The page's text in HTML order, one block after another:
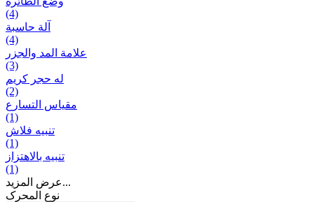
(4)
آلة حاسبة
(4)
علامة المد والجزر
(3)
له حجر كريم
(2)
مقياس التسارع
(1)
تنبيه فلاش
(1)
تنبيه بالاهتزاز
(1)
عرض المزيد...
نوع المحرک